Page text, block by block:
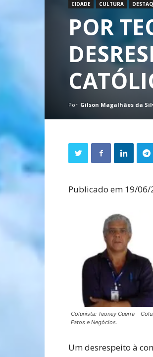
CIDADE CULTURA
POR
Por Gilson Magalhães da
Publicado em 19/06/
Colunista: Teoney Guerra
Fatos e Negócios.
Um desrespeito à